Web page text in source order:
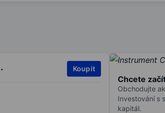
Koupit
Chcete
Obchodujte
Investování s
kapitál.